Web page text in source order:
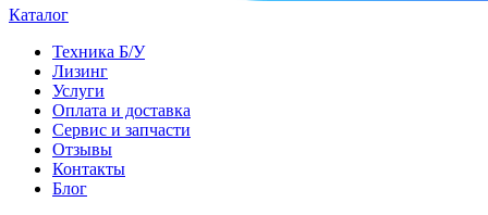
Каталог
Техника Б/У
Лизинг
Услуги
Оплата и доставка
Сервис и запчасти
Отзывы
Контакты
Блог